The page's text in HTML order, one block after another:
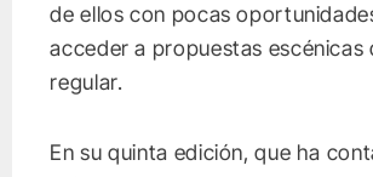
de ellos con pocas
acceder a propuestas escénicas
regular.
En su quinta edición, que ha